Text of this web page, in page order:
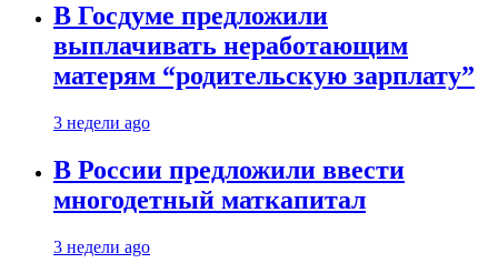
В Госдуме предложили
выплачивать неработающим
матерям “родительскую зарплату”
3 недели ago
В России предложили ввести
многодетный маткапитал
3 недели ago